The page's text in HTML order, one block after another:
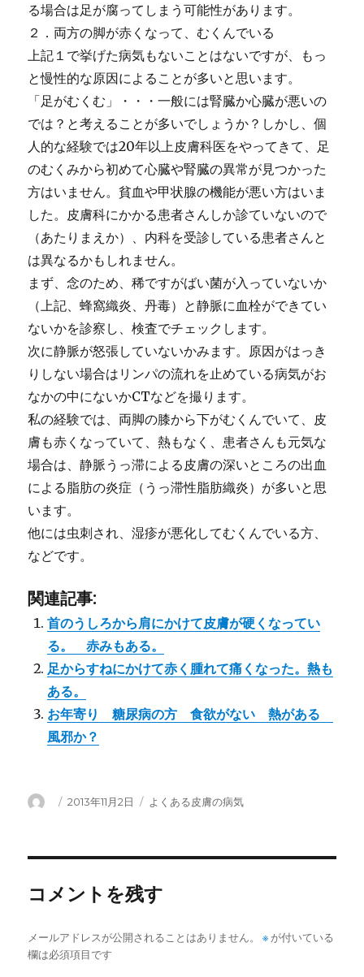
る場合は足が腐ってしまう可能性があります。
２．両方の脚が赤くなって、むくんでいる
上記１で挙げた病気もないことはないですが、もっ
と慢性的な原因によることが多いと思います。
「足がむくむ」・・・一般には腎臓か心臓が悪いの
では？と考えることが多いでしょうか？しかし、個
人的な経験では20年以上皮膚科医をやってきて、足
のむくみから初めて心臓や腎臓の異常が見つかった
方はいません。貧血や甲状腺の機能が悪い方はいま
した。皮膚科にかかる患者さんしか診ていないので
（あたりまえか）、内科を受診している患者さんと
は異なるかもしれません。
まず、念のため、稀ですがばい菌が入っていないか
（上記、蜂窩織炎、丹毒）と静脈に血栓ができてい
ないかを診察し、検査でチェックします。
次に静脈が怒張していないかみます。原因がはっき
りしない場合はリンパの流れを止めている病気がお
なかの中にないかCTなどを撮ります。
私の経験では、両脚の膝から下がむくんでいて、皮
膚も赤くなっていて、熱もなく、患者さんも元気な
場合は、静脈うっ滞による皮膚の深いところの出血
による脂肪の炎症（うっ滞性脂肪織炎）が多いと思
います。
他には虫刺され、湿疹が悪化してむくんでいる方、
などです。
関連記事:
首のうしろから肩にかけて皮膚が硬くなってい
る。 赤みもある。
足からすねにかけて赤く腫れて痛くなった。熱も
ある。
お年寄り 糖尿病の方 食欲がない 熱がある
風邪か？
投 投
2013年11月2日
カ
よくある皮膚の病気
コメントを残す
メールアドレスが公開されることはありません。 ※ が付いている
欄は必須項目です